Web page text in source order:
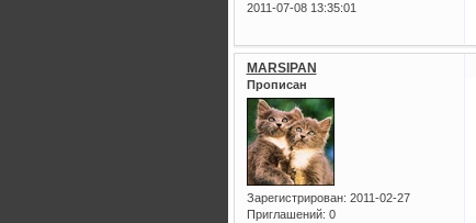
2011-07-08 13:35:01
MARSIPAN
Прописан
Зарегистрирован: 2011-02-27
Приглашений: 0